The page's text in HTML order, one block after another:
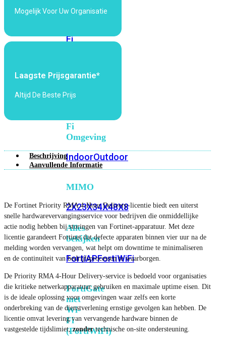
Wi-
Fi
Fi
6EWi-
7
Fi
Omgeving
IndoorOutdoor
MIMO
2X23X34X48X8
Alles
bekijken
FortiAPFortiWiFi
FortiGate
met
Wi-
Fi
(FortiWiFi)
Mogelijk Voor Uw Organisatie
Laagste Prijsgarantie*
Altijd De Beste Prijs
Beschrijving
Aanvullende Informatie
De Fortinet Priority RMA 4-Hour Delivery-licentie biedt een uiterst
snelle hardwarevervangingsservice voor bedrijven die onmiddellijke
actie nodig hebben bij storingen van Fortinet-apparatuur. Met deze
licentie garandeert Fortinet dat defecte apparaten binnen vier uur na de
melding worden vervangen, wat helpt om downtime te minimaliseren
en de continuïteit van bedrijfsprocessen te waarborgen.
De Priority RMA 4-Hour Delivery-service is bedoeld voor organisaties
die kritieke netwerkapparatuur gebruiken en maximale uptime eisen. Dit
is de ideale oplossing voor omgevingen waar zelfs een korte
onderbreking van de dienstverlening ernstige gevolgen kan hebben. De
licentie omvat levering van vervangende hardware binnen de
vastgestelde tijdslimiet,zondertechnische on-site ondersteuning.